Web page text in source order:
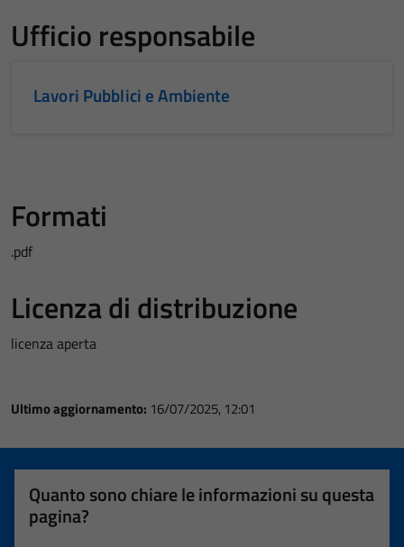
Ufficio responsabile
Lavori Pubblici e Ambiente
Formati
.pdf
Licenza di distribuzione
licenza aperta
Ultimo aggiornamento: 16/07/2025, 12:01
Quanto sono chiare le informazioni su questa
pagina?